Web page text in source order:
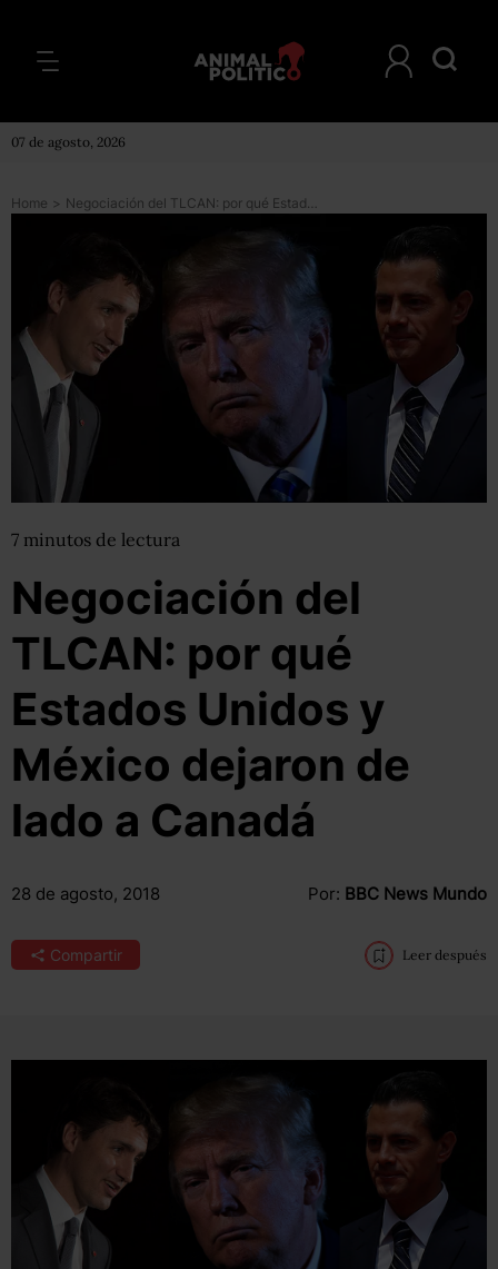
07 de agosto, 2026
Home > Negociación del TLCAN: por qué Estados Unidos y México dejaron de lado a Canadá
7 minutos de lectura
Negociación del
TLCAN: por qué
Estados Unidos y
México dejaron de
lado a Canadá
28 de agosto, 2018 Por: BBC News Mundo
Compartir Leer después